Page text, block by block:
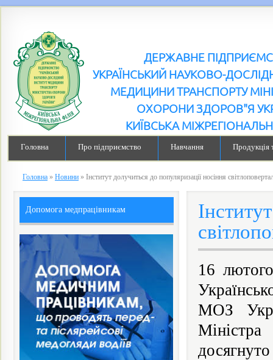
ДЕРЖАВНЕ
УКРАЇНСЬКИЙ НАУКОВО-
МЕДИЦИНИ ТРАНСПОРТУ
ОХОРОНИ ЗДОРОВ"Я
КИЇВСЬКА
Головна Про підприємство Навчання Продукція
Головна » Новини » Інститут долучиться до популяризації носіння
16
МОЗ
Допомога медпрацівникам